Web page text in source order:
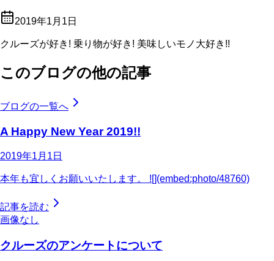
2019年1月1日
クルーズが好き! 乗り物が好き! 美味しいモノ大好き!!
このブログの他の記事
ブログの一覧へ
A Happy New Year 2019!!
2019年1月1日
本年も宜しくお願いいたします。 ![](embed:photo/48760)
記事を読む
画像なし
クルーズのアンケートについて